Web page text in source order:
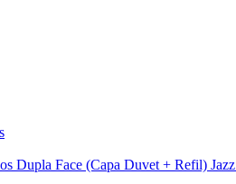
Dupla Face (Capa Duvet + Refil)